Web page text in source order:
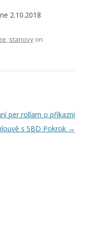
2.10.2018
, stanovy on
per rollam o příkazní
s SBD Pokrok →